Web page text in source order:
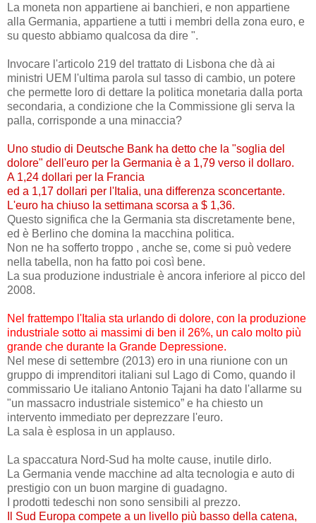
La moneta non appartiene ai banchieri, e non appartiene
alla Germania, appartiene a tutti i membri della zona euro, e
su questo abbiamo qualcosa da dire ".
Invocare l'articolo 219 del trattato di Lisbona che dà ai
ministri UEM l'ultima parola sul tasso di cambio, un potere
che permette loro di dettare la politica monetaria dalla porta
secondaria, a condizione che la Commissione gli serva la
palla, corrisponde a una minaccia?
Uno studio di Deutsche Bank ha detto che la "soglia del
dolore" dell'euro per la Germania è a 1,79 verso il dollaro.
A 1,24 dollari per la Francia
ed a 1,17 dollari per l'Italia, una differenza sconcertante.
L'euro ha chiuso la settimana scorsa a $ 1,36.
Questo significa che la Germania sta discretamente bene,
ed è Berlino che domina la macchina politica.
Non ne ha sofferto troppo , anche se, come si può vedere
nella tabella, non ha fatto poi così bene.
La sua produzione industriale è ancora inferiore al picco del
2008.
Nel frattempo l'Italia sta urlando di dolore, con la produzione
industriale sotto ai massimi di ben il 26%, un calo molto più
grande che durante la Grande Depressione.
Nel mese di settembre (2013) ero in una riunione con un
gruppo di imprenditori italiani sul Lago di Como, quando il
commissario Ue italiano Antonio Tajani ha dato l'allarme su
"un massacro industriale sistemico” e ha chiesto un
intervento immediato per deprezzare l'euro.
La sala è esplosa in un applauso.
La spaccatura Nord-Sud ha molte cause, inutile dirlo.
La Germania vende macchine ad alta tecnologia e auto di
prestigio con un buon margine di guadagno.
I prodotti tedeschi non sono sensibili al prezzo.
Il Sud Europa compete a un livello più basso della catena,